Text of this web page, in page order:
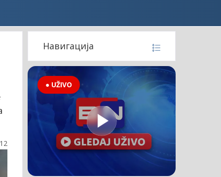
Навигација
● UŽIVO